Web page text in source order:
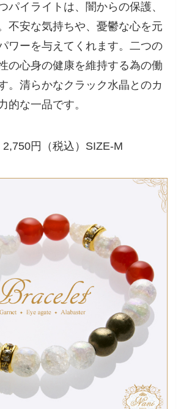
パイライトは、闇からの保護、
不安な気持ちや、憂鬱な心を元
ワーを与えてくれます。二つの
の心身の健康を維持する為の働
。清らかなクラック水晶とのカ
的な一品です。
円（税込）SIZE-M